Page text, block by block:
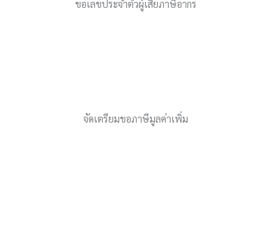
ขอเลขประจำตัวผู้เสียภาษีอากร
จัดเตรียมขอภาษีมูลค่าเพิ่ม